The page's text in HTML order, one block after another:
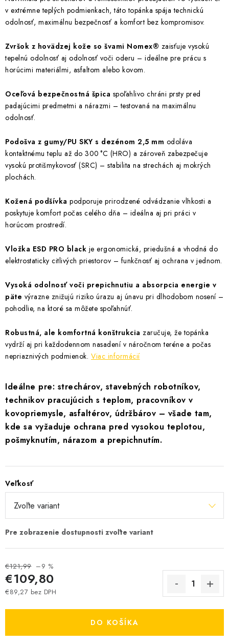
v extrémne teplých podmienkach, táto topánka spája technickú
odolnosť, maximálnu bezpečnosť a komfort bez kompromisov.
Zvršok z hovädzej kože so švami Nomex® zaisťuje vysokú
tepelnú odolnosť aj odolnosť voči oderu – ideálne pre prácu s
horúcimi materiálmi, asfaltom alebo kovom.
Oceľová bezpečnostná špica spoľahlivo chráni prsty pred
padajúcimi predmetmi a nárazmi – testovaná na maximálnu
odolnosť.
Podošva z gumy/PU SKY s dezénom 2,5 mm odoláva
kontaktnému teplu až do 300 °C (HRO) a zároveň zabezpečuje
vysokú protišmykovosť (SRC) – stabilita na strechách aj mokrých
plochách.
Kožená podšívka podporuje prirodzené odvádzanie vlhkosti a
poskytuje komfort počas celého dňa – ideálna aj pri práci v
horúcom prostredí.
Vložka ESD PRO black je ergonomická, priedušná a vhodná do
elektrostaticky citlivých priestorov – funkčnosť aj ochrana v jednom.
Vysoká odolnosť voči prepichnutiu a absorpcia energie v
päte výrazne znižujú riziko úrazu aj únavu pri dlhodobom nosení –
pohodlie, na ktoré sa môžete spoľahnúť.
Robustná, ale komfortná konštrukcia zaručuje, že topánka
vydrží aj pri každodennom nasadení v náročnom teréne a počas
nepriaznivých podmienok. Viac informácií
Ideálne pre: strechárov, stavebných robotníkov,
technikov pracujúcich s teplom, pracovníkov v
kovopriemysle, asfaltérov, údržbárov – všade tam,
kde sa vyžaduje ochrana pred vysokou teplotou,
pošmyknutím, nárazom a prepichnutím.
Veľkosť
€121,99 –9 %
€109,80
€89,27 bez DPH
DO KOŠÍKA